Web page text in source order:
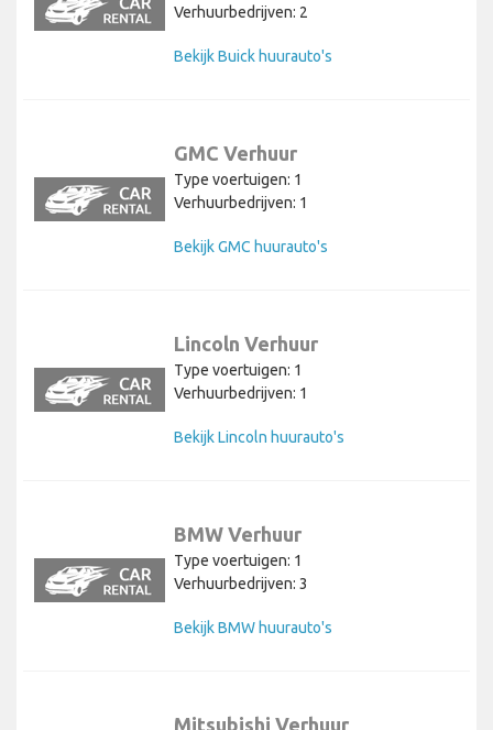
Verhuurbedrijven: 2
Bekijk Buick huurauto's
GMC Verhuur
Type voertuigen: 1
Verhuurbedrijven: 1
Bekijk GMC huurauto's
Lincoln Verhuur
Type voertuigen: 1
Verhuurbedrijven: 1
Bekijk Lincoln huurauto's
BMW Verhuur
Type voertuigen: 1
Verhuurbedrijven: 3
Bekijk BMW huurauto's
Mitsubishi Verhuur